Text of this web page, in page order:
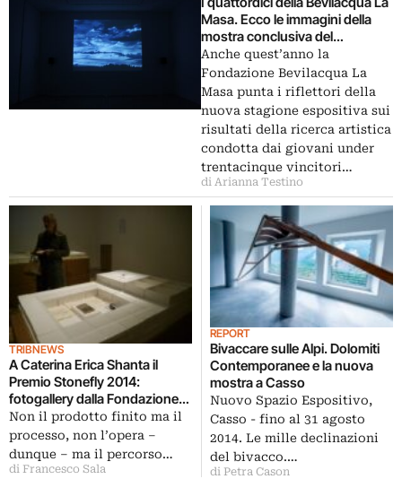
Masa. Ecco le immagini della
mostra conclusiva del
programma di residenze della
fondazione veneziana
Anche quest’anno la
Fondazione Bevilacqua La
Masa punta i riflettori della
nuova stagione espositiva sui
risultati della ricerca artistica
condotta dai giovani under
trentacinque vincitori…
di Arianna Testino
TRIBNEWS
A Caterina Erica Shanta il
Premio Stonefly 2014:
fotogallery dalla Fondazione
Bevilacqua La Masa, per la
mostra che a Venezia
presenta tutti i finalisti
Non il prodotto finito ma il
processo, non l’opera –
dunque – ma il percorso…
di Francesco Sala
REPORT
Bivaccare sulle Alpi. Dolomiti
Contemporanee e la nuova
mostra a Casso
Nuovo Spazio Espositivo,
Casso - fino al 31 agosto
2014. Le mille declinazioni
del bivacco.…
di Petra Cason